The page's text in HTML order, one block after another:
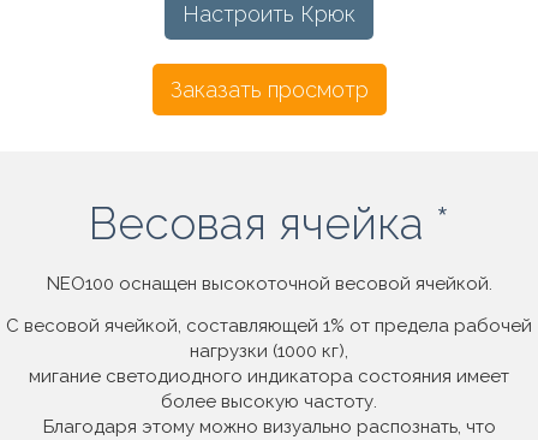
Настроить Крюк
Заказать просмотр
Весовая ячейка *
NEO100 оснащен высокоточной весовой ячейкой.
С весовой ячейкой, составляющей 1% от предела рабочей
нагрузки (1000 кг),
мигание светодиодного индикатора состояния имеет
более высокую частоту.
Благодаря этому можно визуально распознать, что